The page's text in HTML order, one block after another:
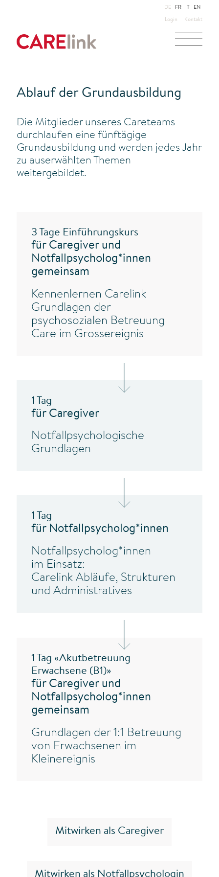
Login Kontakt
DE FR EN
Ablauf der Grundausbildung
Die Mitglieder unseres Careteams
durchlaufen eine fünftägige
Grundausbildung und werden jedes Jahr
zu auserwählten Themen
weitergebildet.
3 Tage Einführungskurs
für Caregiver und
Notfallpsycholog*innen
gemeinsam
Kennenlernen Carelink
Grundlagen der
psychosozialen Betreuung
Care im Grossereignis
1 Tag
für Caregiver
Notfallpsychologische
Grundlagen
1 Tag
für Notfallpsycholog*innen
Notfallpsycholog*innen
im Einsatz:
Carelink Abläufe, Strukturen
und Administratives
1 Tag «Akutbetreuung
Erwachsene (B1)»
für Caregiver und
Notfallpsycholog*innen
gemeinsam
Grundlagen der 1:1 Betreuung
von Erwachsenen im
Kleinereignis
Mitwirken als Caregiver
Mitwirken als Notfallpsychologin